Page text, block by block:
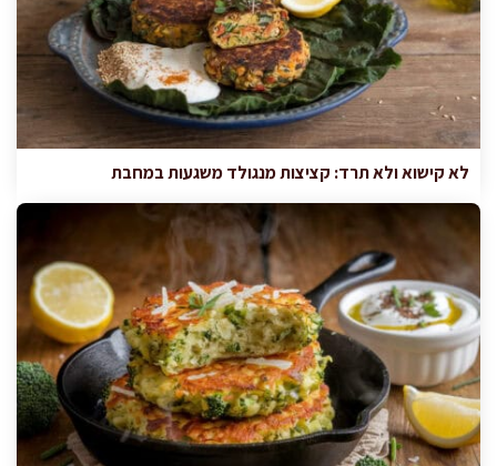
לא קישוא ולא תרד: קציצות מנגולד משגעות במחבת